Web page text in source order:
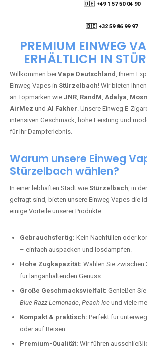
🇩🇪 +49 1 57 50 04 90
🇧🇪 +32 59 86 99 97
PREMIUM EINWEG
ERHÄLTLICH IN
Willkommen bei Vape Deutschland, Ihrem
Einweg Vapes in Stürzelbach! Wir bieten
an Topmarken wie JNR, RandM, Adalya,
AirMez und Al Fakher. Unsere Einweg E-
intensiven Geschmack, hohe Leistung und
für Ihr Dampferlebnis.
Warum unsere Einweg
Stürzelbach wählen?
In einer lebhaften Stadt wie Stürzelbach, in
gefragt sind, bieten unsere Einweg Vapes die
einige Vorteile unserer Produkte:
Gebrauchsfertig: Kein Nachfüllen oder
– einfach auspacken und losdampfen.
Hohe Zugkapazität: Wählen Sie zwischen
für langanhaltenden Genuss.
Große Geschmacksvielfalt: Genießen
Blue Razz Lemonade, Peach Ice und viele
Kompakt & praktisch: Perfekt für
oder auf Reisen.
Premium-Qualität: Wir führen